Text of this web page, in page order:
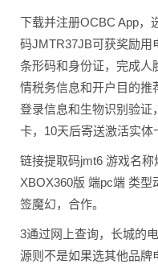
下载并注册OCBC App，
码JMTR37JB可获奖励用
条形码和身份证，完成人
情税务信息和开户目的推
登录信息和生物识别验证
卡，10天后寄送激活实体
链接提取码jmt6 游戏名
XBOX360版 端pc端 类
签魔幻，合作。
3通过网上查询，长城的
源则不是如果选其他品牌